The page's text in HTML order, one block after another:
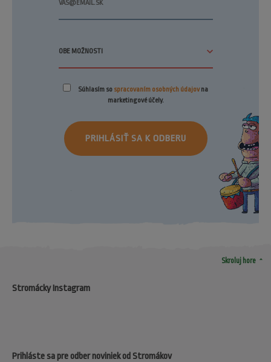
Súhlasím so spracovaním osobných údajovna
marketingové účely.
PRIHLÁSIŤ SA K ODBERU
Skroluj hore arrow_drop_up
Prihláste sa pre odber noviniek od Stromákov
Stromácky Instagram